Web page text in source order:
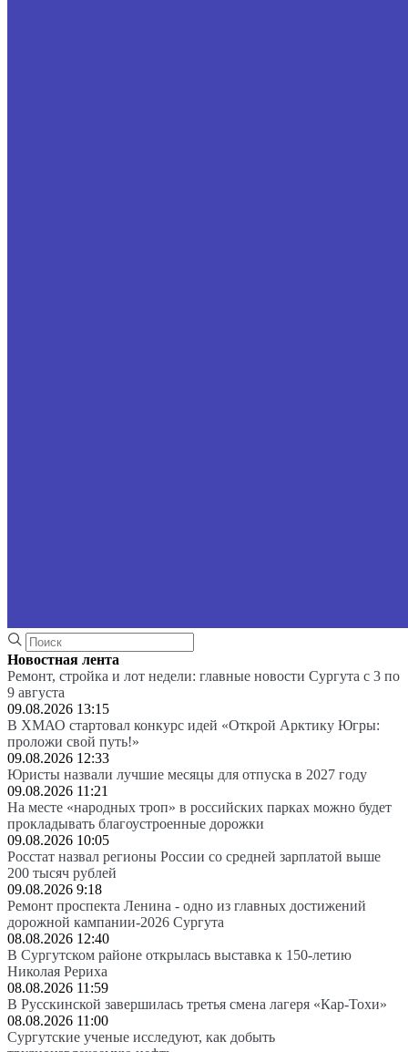
Новостная лента
Ремонт, стройка и лот недели: главные новости Сургута с 3 по
9 августа
09.08.2026 13:15
В ХМАО стартовал конкурс идей «Открой Арктику Югры:
проложи свой путь!»
09.08.2026 12:33
Юристы назвали лучшие месяцы для отпуска в 2027 году
09.08.2026 11:21
На месте «народных троп» в российских парках можно будет
прокладывать благоустроенные дорожки
09.08.2026 10:05
Росстат назвал регионы России со средней зарплатой выше
200 тысяч рублей
09.08.2026 9:18
Ремонт проспекта Ленина - одно из главных достижений
дорожной кампании-2026 Сургута
08.08.2026 12:40
В Сургутском районе открылась выставка к 150-летию
Николая Рериха
08.08.2026 11:59
В Русскинской завершилась третья смена лагеря «Кар-Тохи»
08.08.2026 11:00
Сургутские ученые исследуют, как добыть